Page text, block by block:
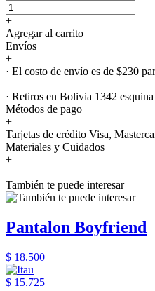
+
Agregar al carrito
Envíos
+
· El costo de envío es de $230
· Retiros en Bolivia 1342
Métodos de pago
+
Tarjetas de crédito Visa,
Materiales y Cuidados
+
También te puede interesar
Pantalon Boyfriend
$ 18.500
$ 15.725